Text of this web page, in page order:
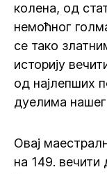
колена, од
немоћног
се тако
историју
од најлепших
дуелима нашег
Овај
на 149. вечити